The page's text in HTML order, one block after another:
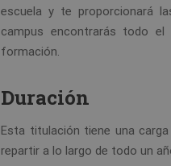
escuela y te proporcionará
campus encontrarás todo el
formación.
Duración
Esta titulación tiene una
repartir a lo largo de todo un